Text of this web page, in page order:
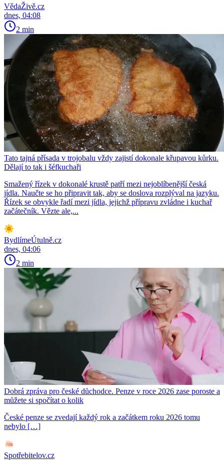
VědaŽivě.cz
dnes, 04:08
2 min
Tato tajná přísada v trojobalu vždy zajistí dokonale křupavou kůrku.
Dělají to tak i šéfkuchaři
Smažený řízek v dokonalé krustě patří mezi nejoblíbenější česká
jídla. Naučte se ho připravit tak, aby se doslova rozplýval na jazyku.
Řízek se obvykle řadí mezi jídla, jejichž přípravu zvládne i kuchař
začátečník. Vězte ale,...
BydlímeÚtulně.cz
dnes, 04:06
2 min
Dobrá zpráva pro české důchodce. Penze v roce 2026 zase poroste a
můžete si spočítat o kolik
České penze se zvedají každý rok a začátkem roku 2026 tomu
nebylo […]
Spotřebitelov.cz